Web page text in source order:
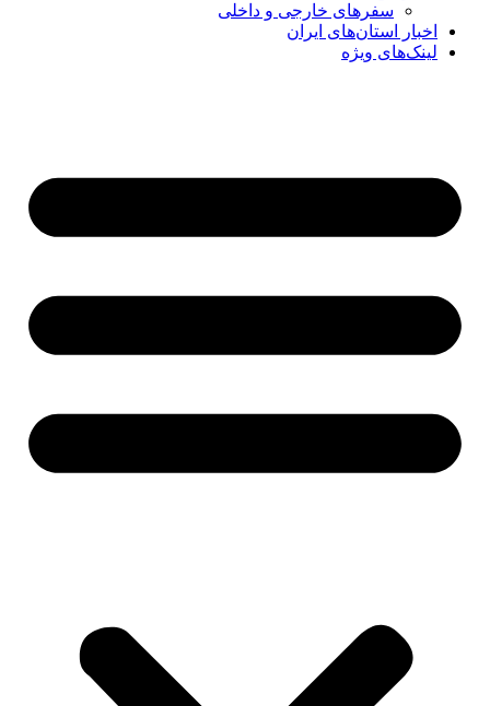
سفرهای خارجی و داخلی
اخبار استان‌های ایران
لینک‌های ویژه